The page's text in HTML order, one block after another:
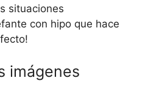
situaciones‌
con hipo‌ que ⁤hace
imágenes